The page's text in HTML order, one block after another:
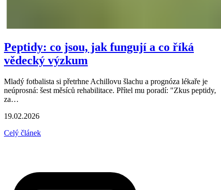
Peptidy: co jsou, jak fungují a co říká
vědecký výzkum
Mladý fotbalista si přetrhne Achillovu šlachu a prognóza lékaře je
neúprosná: šest měsíců rehabilitace. Přítel mu poradí: "Zkus peptidy,
za…
19.02.2026
Celý článek